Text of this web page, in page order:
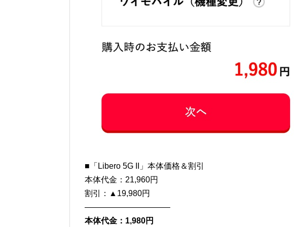
■「Libero 5G II」本体価格＆割引
本体代金：21,960円
割引：▲19,980円
——————————–
本体代金：1,980円